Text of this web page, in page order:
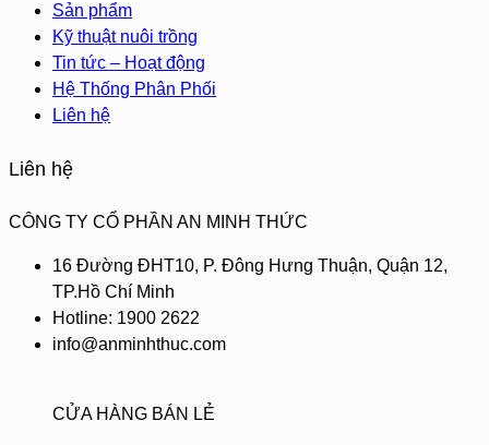
Sản phẩm
Kỹ thuật nuôi trồng
Tin tức – Hoạt động
Hệ Thống Phân Phối
Liên hệ
Liên hệ
CÔNG TY CỔ PHẦN AN MINH THỨC
16 Đường ĐHT10, P. Đông Hưng Thuận, Quận 12,
TP.Hồ Chí Minh
Hotline: 1900 2622
info@anminhthuc.com
CỬA HÀNG BÁN LẺ